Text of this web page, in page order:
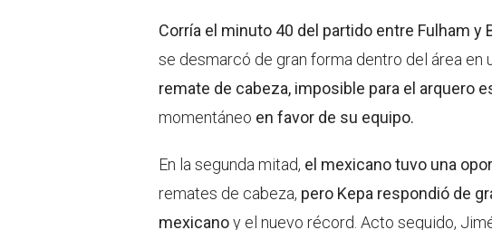
Corría el minuto 40 del partido entre Fulham y
se desmarcó de gran forma dentro del área en
remate de cabeza, imposible para el arquero
momentáneo en favor de su equipo.
En la segunda mitad, el mexicano tuvo una
remates de cabeza, pero Kepa respondió de
mexicanoy el nuevo récord. Acto seguido,